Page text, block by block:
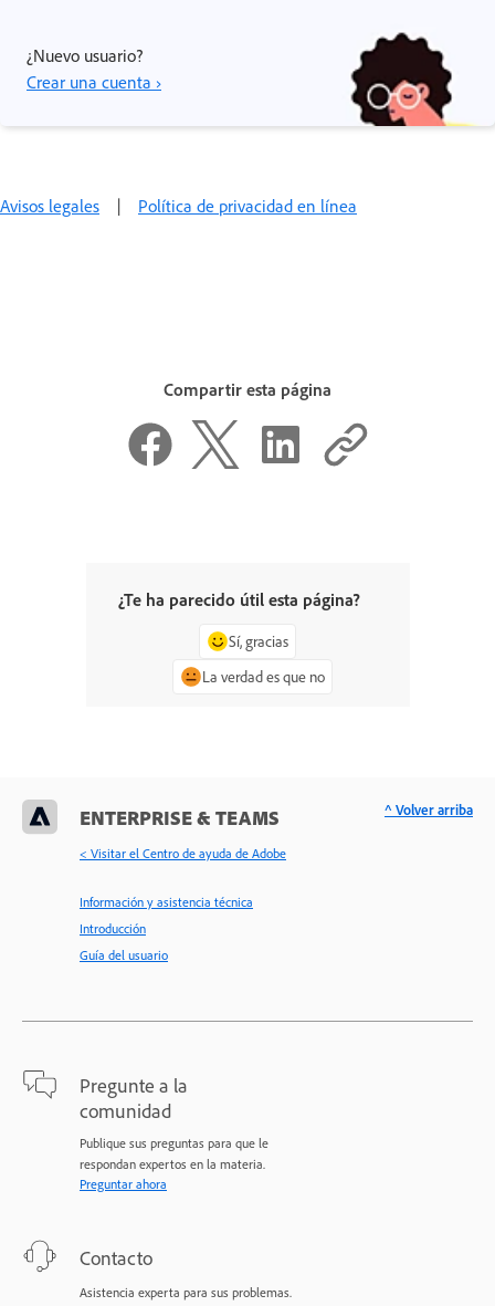
¿Nuevo usuario?
Crear una cuenta ›
Avisos legales | Política de privacidad en línea
Compartir esta página
¿Te ha parecido útil esta página?
Sí, gracias
La verdad es que no
ENTERPRISE & TEAMS
< Visitar el Centro de ayuda de Adobe
Información y asistencia técnica
Introducción
Guía del usuario
Pregunte a la
comunidad
Publique sus preguntas para que le
respondan expertos en la materia.
Preguntar ahora
Contacto
Asistencia experta para sus problemas.
^ Volver arriba